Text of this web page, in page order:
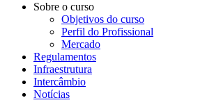
Sobre o curso
Objetivos do curso
Perfil do Profissional
Mercado
Regulamentos
Infraestrutura
Intercâmbio
Notícias